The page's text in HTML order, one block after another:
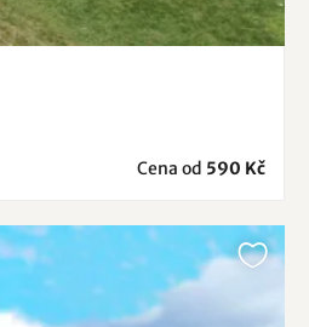
Cena od 590 Kč